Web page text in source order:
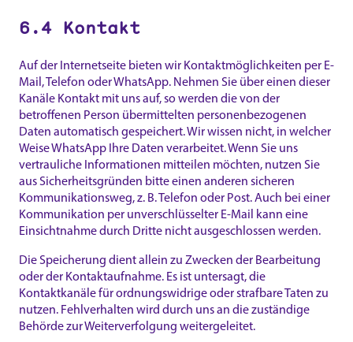
6.4 Kontakt
Auf der Internetseite bieten wir Kontaktmöglichkeiten per E-
Mail, Telefon oder WhatsApp. Nehmen Sie über einen dieser
Kanäle Kontakt mit uns auf, so werden die von der
betroffenen Person übermittelten personenbezogenen
Daten automatisch gespeichert. Wir wissen nicht, in welcher
Weise WhatsApp Ihre Daten verarbeitet. Wenn Sie uns
vertrauliche Informationen mitteilen möchten, nutzen Sie
aus Sicherheitsgründen bitte einen anderen sicheren
Kommunikationsweg, z. B. Telefon oder Post. Auch bei einer
Kommunikation per unverschlüsselter E-Mail kann eine
Einsichtnahme durch Dritte nicht ausgeschlossen werden.
Die Speicherung dient allein zu Zwecken der Bearbeitung
oder der Kontaktaufnahme. Es ist untersagt, die
Kontaktkanäle für ordnungswidrige oder strafbare Taten zu
nutzen. Fehlverhalten wird durch uns an die zuständige
Behörde zur Weiterverfolgung weitergeleitet.